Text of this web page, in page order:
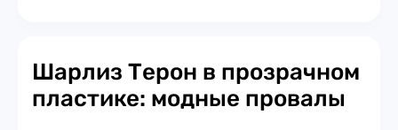
Шарлиз Терон в прозрачном
пластике: модные провалы